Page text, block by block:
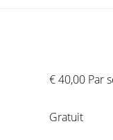
€ 40,00 Par
Gratuit